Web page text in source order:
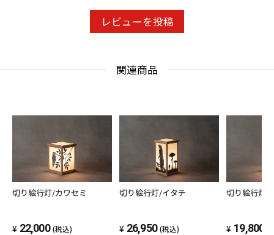
レビューを投稿
関連商品
切り絵行灯/カワセミ
22,000 (税込)
切り絵行灯/イタチ
26,950 (税込)
切り絵行灯/
19,800